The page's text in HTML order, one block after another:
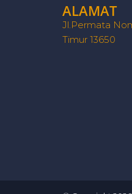
ALAMAT
Jl.Permata
Timur 13650